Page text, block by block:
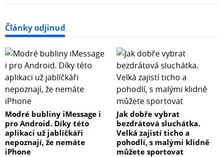
Články odjinud
Modré bubliny iMessage i
pro Android. Díky této
aplikaci už jablíčkáři
nepoznají, že nemáte
iPhone
Jak dobře vybrat
bezdrátová sluchátka.
Velká zajistí ticho a
pohodlí, s malými klidně
můžete sportovat